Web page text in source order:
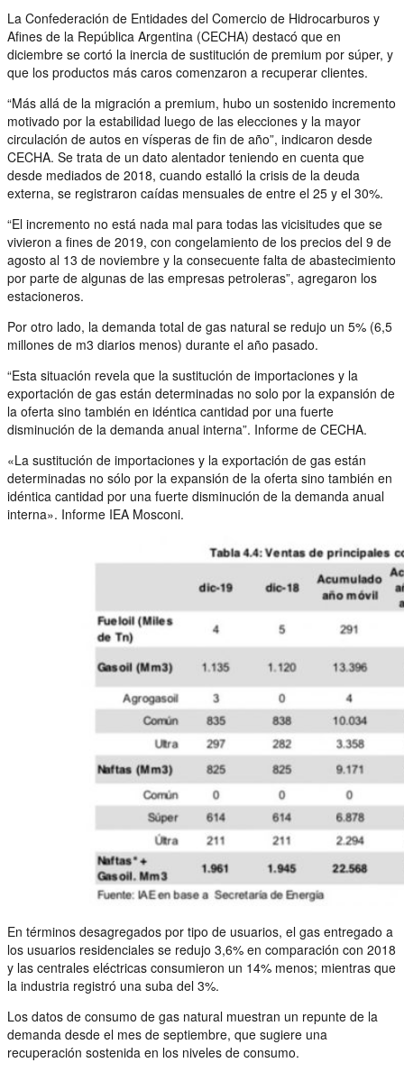
La Confederación de Entidades del Comercio de Hidrocarburos y
Afines de la República Argentina (CECHA) destacó que en
diciembre se cortó la inercia de sustitución de premium por súper, y
que los productos más caros comenzaron a recuperar clientes.
“Más allá de la migración a premium, hubo un sostenido incremento
motivado por la estabilidad luego de las elecciones y la mayor
circulación de autos en vísperas de fin de año”, indicaron desde
CECHA. Se trata de un dato alentador teniendo en cuenta que
desde mediados de 2018, cuando estalló la crisis de la deuda
externa, se registraron caídas mensuales de entre el 25 y el 30%.
“El incremento no está nada mal para todas las vicisitudes que se
vivieron a fines de 2019, con congelamiento de los precios del 9 de
agosto al 13 de noviembre y la consecuente falta de abastecimiento
por parte de algunas de las empresas petroleras”, agregaron los
estacioneros.
Por otro lado, la demanda total de gas natural se redujo un 5% (6,5
millones de m3 diarios menos) durante el año pasado.
“Esta situación revela que la sustitución de importaciones y la
exportación de gas están determinadas no solo por la expansión de
la oferta sino también en idéntica cantidad por una fuerte
disminución de la demanda anual interna”. Informe de CECHA.
«La sustitución de importaciones y la exportación de gas están
determinadas no sólo por la expansión de la oferta sino también en
idéntica cantidad por una fuerte disminución de la demanda anual
interna». Informe IEA Mosconi.
En términos desagregados por tipo de usuarios, el gas entregado a
los usuarios residenciales se redujo 3,6% en comparación con 2018
y las centrales eléctricas consumieron un 14% menos; mientras que
la industria registró una suba del 3%.
Los datos de consumo de gas natural muestran un repunte de la
demanda desde el mes de septiembre, que sugiere una
recuperación sostenida en los niveles de consumo.